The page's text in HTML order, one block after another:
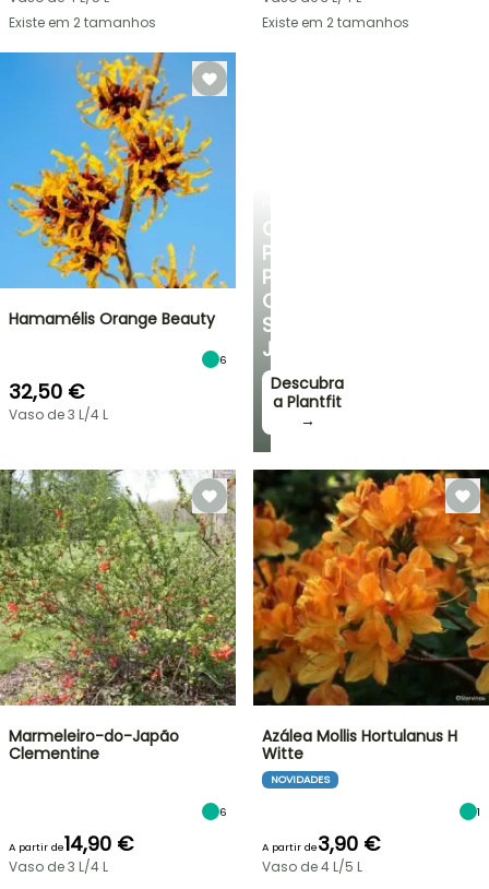
CONSELHOS
PERSONALIZADOS
PARA
O
SEU
JARDIM
Descubra
a Plantfit
→
Existe em 2 tamanhos
Existe em 2 tamanhos
Hamamélis Orange Beauty
6
32,50 €
Vaso de 3 L/4 L
Marmeleiro-do-Japão
Clementine
6
A partir de14,90 €
Vaso de 3 L/4 L
Azálea Mollis Hortulanus H
Witte
NOVIDADES
1
A partir de3,90 €
Vaso de 4 L/5 L